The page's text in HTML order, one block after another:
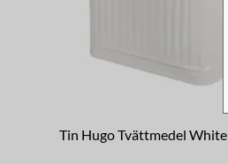
Tin Hugo Tvättmedel White